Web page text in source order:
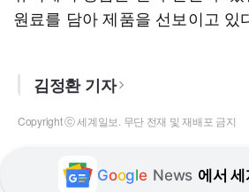
원료를 담아 제품을 선보이고 있
김정환 기자
Copyright ⓒ 세계일보. 무단 전재 및 재배포 금지
Google News 에서